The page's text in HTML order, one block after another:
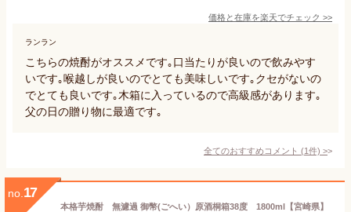
価格と在庫を楽天でチェック >>
ランラン
こちらの焼酎がオススメです｡口当たりが良いので飲みやす
いです｡喉越しが良いのでとても美味しいです｡クセがないの
でとても良いです｡木箱に入っているので高級感があります｡
父の日の贈り物に最適です｡
全てのおすすめコメント (1件) >
no. 17
本格芋焼酎 無濾過 御幣(ごへい）原酒桐箱38度 1800ml【宮崎県】